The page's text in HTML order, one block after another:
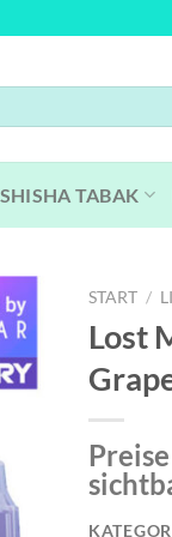
SHISHA TABAK
START /
Lost